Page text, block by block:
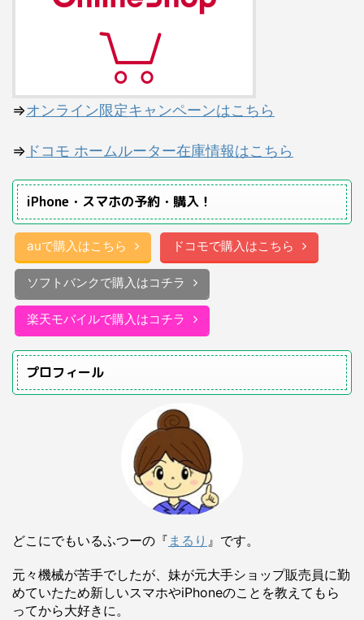
⇒オンライン限定キャンペーンはこちら
⇒ ドコモ ホームルーター在庫情報はこちら
iPhone・スマホの予約・購入！
auで購入はこちら ドコモで購入はこちら
ソフトバンクで購入はコチラ
楽天モバイルで購入はコチラ
プロフィール
どこにでもいるふつーの『 まるり 』です。
元々機械が苦手でしたが、妹が元大手ショップ販売員に勤
めていたため新しいスマホやiPhoneのことを教えてもら
ってから大好きに。